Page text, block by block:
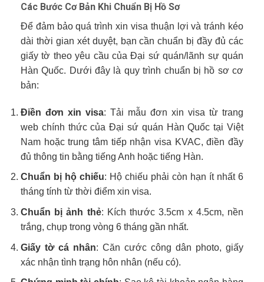
Các Bước Cơ Bản Khi Chuẩn Bị Hồ Sơ
Để đảm bảo quá trình xin visa thuận lợi và tránh kéo
dài thời gian xét duyệt, bạn cần chuẩn bị đầy đủ các
giấy tờ theo yêu cầu của Đại sứ quán/lãnh sự quán
Hàn Quốc. Dưới đây là quy trình chuẩn bị hồ sơ cơ
bản:
Điền đơn xin visa: Tải mẫu đơn xin visa từ trang
web chính thức của Đại sứ quán Hàn Quốc tại Việt
Nam hoặc trung tâm tiếp nhận visa KVAC, điền đầy
đủ thông tin bằng tiếng Anh hoặc tiếng Hàn.
Chuẩn bị hộ chiếu: Hộ chiếu phải còn hạn ít nhất 6
tháng tính từ thời điểm xin visa.
Chuẩn bị ảnh thẻ: Kích thước 3.5cm x 4.5cm, nền
trắng, chụp trong vòng 6 tháng gần nhất.
Giấy tờ cá nhân: Căn cước công dân photo, giấy
xác nhận tình trạng hôn nhân (nếu có).